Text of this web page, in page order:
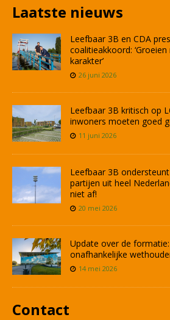
Laatste nieuws
Leefbaar 3B en CDA
coalitieakkoord:
karakter’
26 juni 2026
Leefbaar 3B kritisch op
inwoners moeten goed
11 juni 2026
Leefbaar 3B
partijen uit heel
niet af!
20 mei 2026
Update over de
onafhankelijke
14 mei 2026
Contact